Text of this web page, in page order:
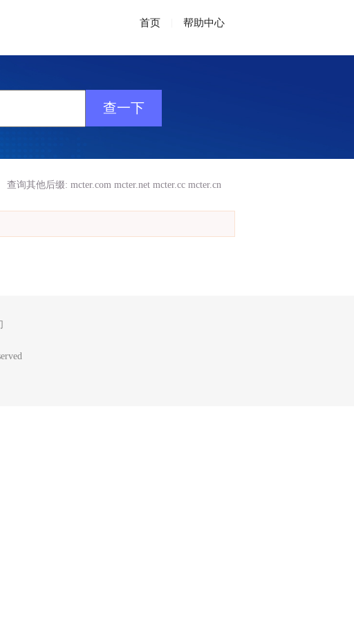
首页 帮助中心
查询其他后缀: mcter.com mcter.net mcter.cc mcter.cn